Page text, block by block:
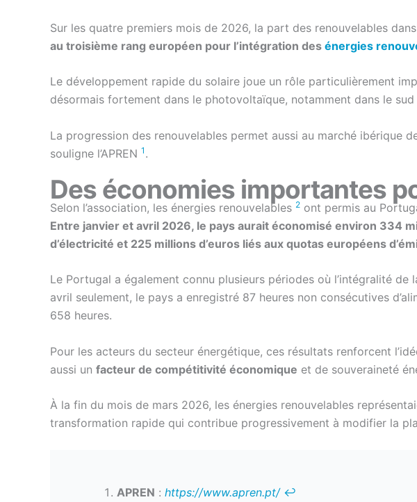
Sur les quatre premiers mois de 2026, la part des renouvelables
au troisième rang européen pour l’intégration des énergies
Le développement rapide du solaire joue un rôle particulièrement
désormais fortement dans le photovoltaïque, notamment dans le
La progression des renouvelables permet aussi au marché ibérique
souligne l’APREN 1 .
Des économies importantes
Selon l’association, les énergies renouvelables 2 ont permis au
Entre janvier et avril 2026, le pays aurait économisé environ 334
d’électricité et 225 millions d’euros liés aux quotas européens
Le Portugal a également connu plusieurs périodes où l’intégralité
avril seulement, le pays a enregistré 87 heures non consécutives
658 heures.
Pour les acteurs du secteur énergétique, ces résultats renforcent
aussi un facteur de compétitivité économique et de souveraineté
À la fin du mois de mars 2026, les énergies renouvelables
transformation rapide qui contribue progressivement à modifier la
APREN : https://www.apren.pt/ ↩︎